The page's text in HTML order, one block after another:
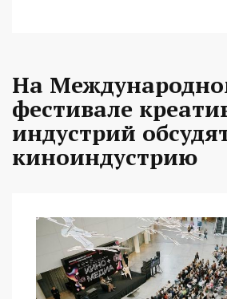
На
фестивале
индустрий
киноиндустрию